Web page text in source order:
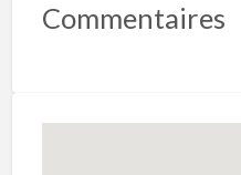
Commentaires